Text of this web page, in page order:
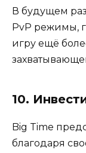
В будущем
PvP режимы,
игру ещё
10.
Big Time
благодаря